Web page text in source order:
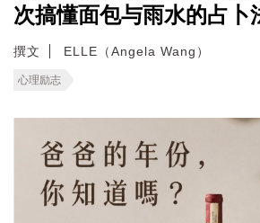
次搞懂面包与雨水的占卜
撰文 ELLE（Angela Wang）
心理励志